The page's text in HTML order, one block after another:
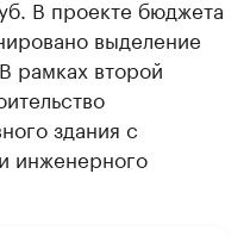
В проекте бюджета
выделение
рамках второй
здания с
инженерного